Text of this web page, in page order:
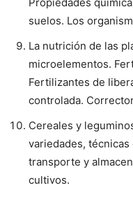
suelos. Los
La nutrición de las
microelementos.
Fertilizantes de
controlada.
Cereales y
variedades,
transporte y
cultivos.